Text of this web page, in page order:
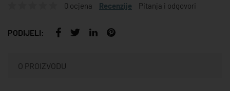
0 ocjena Recenzije Pitanja i odgovori
PODIJELI:
O PROIZVODU